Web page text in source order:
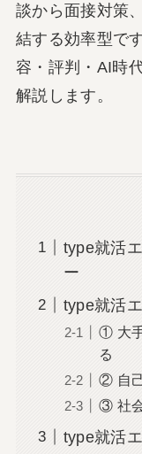
談から面接対策
結する効率型で
容・評判・AI時
解説します。
type就活
ー
type就活
① 大
る
② 自
③ 社
type就活